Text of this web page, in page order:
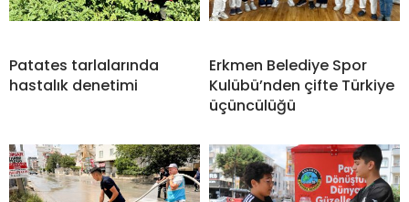
Patates tarlalarında
hastalık denetimi
Erkmen Belediye Spor
Kulübü’nden çifte Türkiye
üçüncülüğü